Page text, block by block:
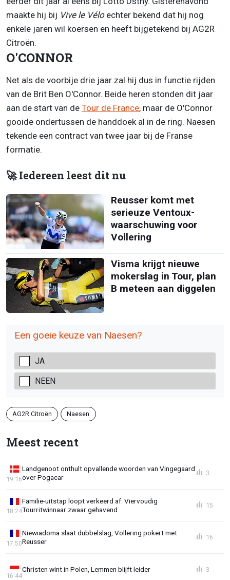
maakte hij bij Vive le Vélo echter bekend dat hij nog
enkele jaren wil koersen en heeft bijgetekend bij AG2R
Citroën.
O'CONNOR
Net als de voorbije drie jaar zal hij dus in functie rijden
van de Brit Ben O'Connor. Beide heren stonden dit jaar
aan de start van de Tour de France, maar de O'Connor
gooide ondertussen de handdoek al in de ring. Naesen
tekende een contract van twee jaar bij de Franse
formatie.
🚀 Iedereen leest dit nu
Reusser komt met
serieuze Ventoux-
waarschuwing voor
Vollering
Visma krijgt nieuwe
mokerslag in Tour, plan
B meteen aan diggelen
Een goeie keuze van Naesen?
JA
NEEN
AG2R Citroën Naesen
Meest recent
Landgenoot onthult opvallende woorden van Vingegaard
over Pogacar
19:16
3
Familie-uitstap loopt verkeerd af: Viervoudig
Tourritwinnaar zwaar gehavend
18:24
15
Niewiadoma slaat dubbelslag, Vollering pokert met
Reusser
17:50
16
Christen wint in Polen, Lemmen blijft leider
16:44
3